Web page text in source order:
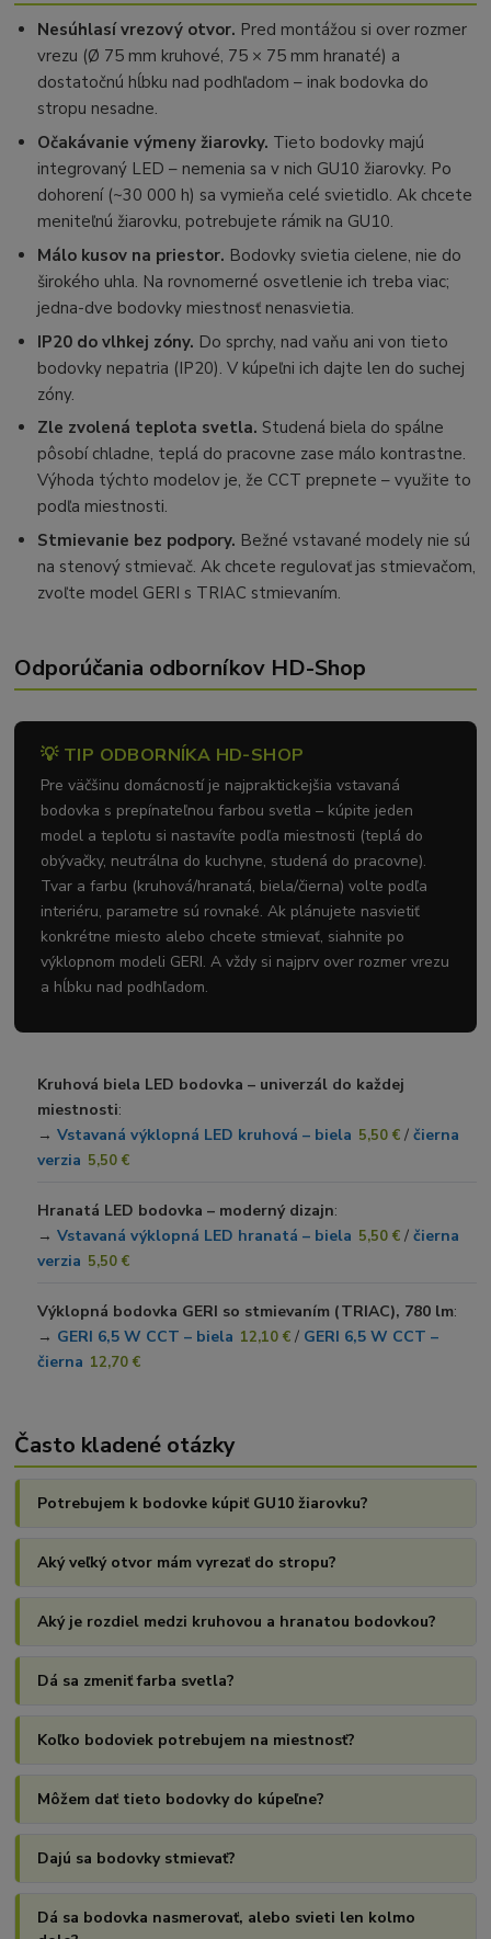
Nesúhlasí vrezový otvor. Pred montážou si over rozmer
vrezu (Ø 75 mm kruhové, 75 × 75 mm hranaté) a
dostatočnú hĺbku nad podhľadom – inak bodovka do
stropu nesadne.
Očakávanie výmeny žiarovky. Tieto bodovky majú
integrovaný LED – nemenia sa v nich GU10 žiarovky. Po
dohorení (~30 000 h) sa vymieňa celé svietidlo. Ak chcete
meniteľnú žiarovku, potrebujete rámik na GU10.
Málo kusov na priestor. Bodovky svietia cielene, nie do
širokého uhla. Na rovnomerné osvetlenie ich treba viac;
jedna-dve bodovky miestnosť nenasvietia.
IP20 do vlhkej zóny. Do sprchy, nad vaňu ani von tieto
bodovky nepatria (IP20). V kúpeľni ich dajte len do suchej
zóny.
Zle zvolená teplota svetla. Studená biela do spálne
pôsobí chladne, teplá do pracovne zase málo kontrastne.
Výhoda týchto modelov je, že CCT prepnete – využite to
podľa miestnosti.
Stmievanie bez podpory. Bežné vstavané modely nie sú
na stenový stmievač. Ak chcete regulovať jas stmievačom,
zvoľte model GERI s TRIAC stmievaním.
Odporúčania odborníkov HD-Shop
💡 TIP ODBORNÍKA HD-SHOP
Pre väčšinu domácností je najpraktickejšia vstavaná
bodovka s prepínateľnou farbou svetla – kúpite jeden
model a teplotu si nastavíte podľa miestnosti (teplá do
obývačky, neutrálna do kuchyne, studená do pracovne).
Tvar a farbu (kruhová/hranatá, biela/čierna) volte podľa
interiéru, parametre sú rovnaké. Ak plánujete nasvietiť
konkrétne miesto alebo chcete stmievať, siahnite po
výklopnom modeli GERI. A vždy si najprv over rozmer vrezu
a hĺbku nad podhľadom.
Kruhová biela LED bodovka – univerzál do každej
miestnosti:
→Vstavaná výklopná LED kruhová – biela 5,50 € /čierna
verzia 5,50 €
Hranatá LED bodovka – moderný dizajn:
→Vstavaná výklopná LED hranatá – biela 5,50 € /čierna
verzia 5,50 €
Výklopná bodovka GERI so stmievaním (TRIAC), 780 lm:
→ GERI 6,5 W CCT – biela 12,10 € / GERI 6,5 W CCT –
čierna 12,70 €
Často kladené otázky
Potrebujem k bodovke kúpiť GU10 žiarovku?
Aký veľký otvor mám vyrezať do stropu?
Aký je rozdiel medzi kruhovou a hranatou bodovkou?
Dá sa zmeniť farba svetla?
Koľko bodoviek potrebujem na miestnosť?
Môžem dať tieto bodovky do kúpeľne?
Dajú sa bodovky stmievať?
Dá sa bodovka nasmerovať, alebo svieti len kolmo